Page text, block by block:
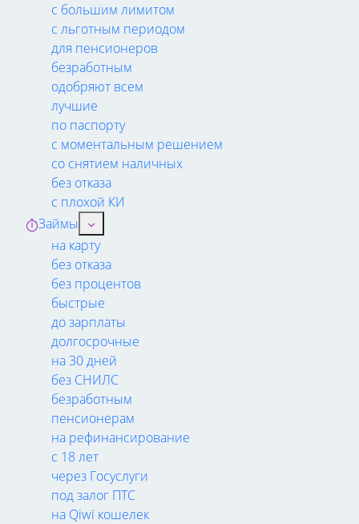
с большим лимитом
с льготным периодом
для пенсионеров
безработным
одобряют всем
лучшие
по паспорту
с моментальным решением
со снятием наличных
без отказа
с плохой КИ
Займы
на карту
без отказа
без процентов
быстрые
до зарплаты
долгосрочные
на 30 дней
без СНИЛС
безработным
пенсионерам
на рефинансирование
с 18 лет
через Госуслуги
под залог ПТС
на Qiwi кошелек